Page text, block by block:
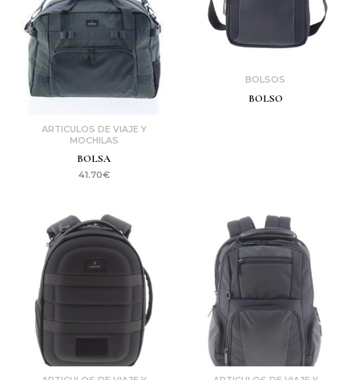
ARTICULOS DE VIAJE Y
MOCHILAS
BOLSA
41.70€
BOLSOS
BOLSO